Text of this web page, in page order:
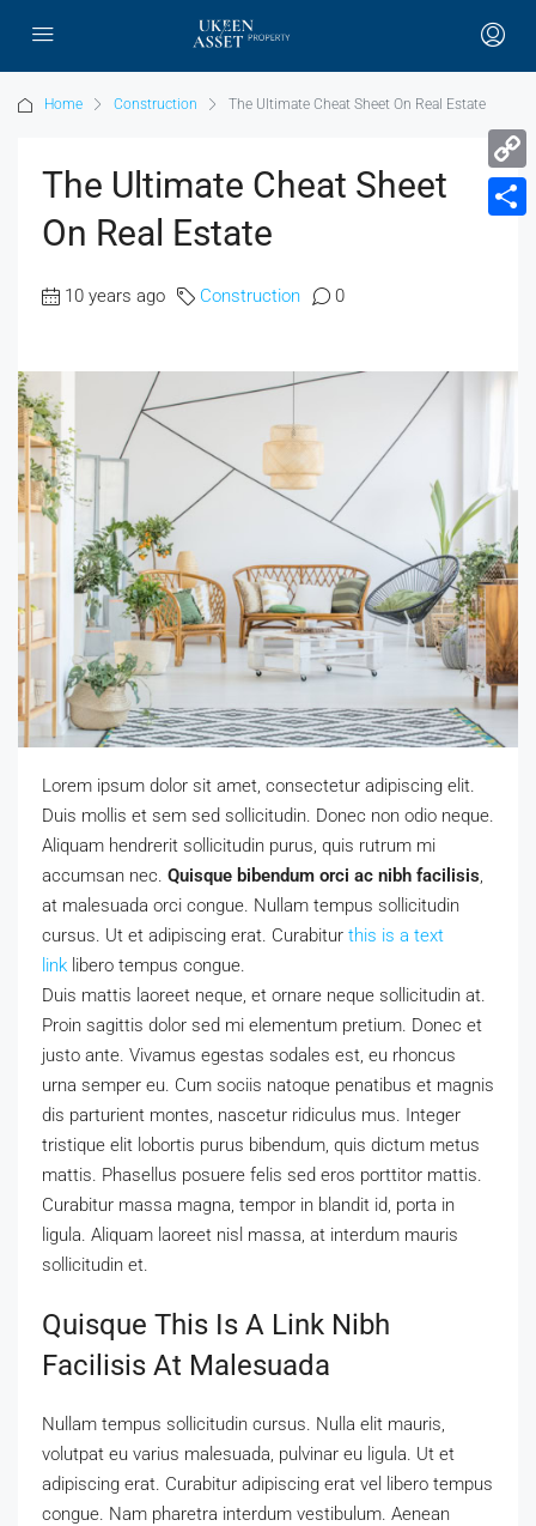
Home Construction The Ultimate Cheat Sheet On Real Estate
The Ultimate Cheat Sheet
On Real Estate
10 years ago Construction 0
Lorem ipsum dolor sit amet, consectetur adipiscing elit.
Duis mollis et sem sed sollicitudin. Donec non odio neque.
Aliquam hendrerit sollicitudin purus, quis rutrum mi
accumsan nec. Quisque bibendum orci ac nibh facilisis
at malesuada orci congue. Nullam tempus sollicitudin
cursus. Ut et adipiscing erat. Curabitur this is a text
link libero tempus congue.
Duis mattis laoreet neque, et ornare neque sollicitudin at.
Proin sagittis dolor sed mi elementum pretium. Donec et
justo ante. Vivamus egestas sodales est, eu rhoncus
urna semper eu. Cum sociis natoque penatibus et magnis
dis parturient montes, nascetur ridiculus mus. Integer
tristique elit lobortis purus bibendum, quis dictum metus
mattis. Phasellus posuere felis sed eros porttitor mattis.
Curabitur massa magna, tempor in blandit id, porta in
ligula. Aliquam laoreet nisl massa, at interdum mauris
sollicitudin et.
Quisque This Is A Link Nibh
Facilisis At Malesuada
Nullam tempus sollicitudin cursus. Nulla elit mauris,
volutpat eu varius malesuada, pulvinar eu ligula. Ut et
adipiscing erat. Curabitur adipiscing erat vel libero tempus
congue. Nam pharetra interdum vestibulum. Aenean
Copy